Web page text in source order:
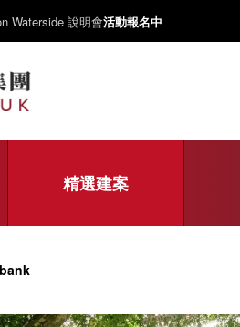
Waterside 說明會活動報名中
精選建案